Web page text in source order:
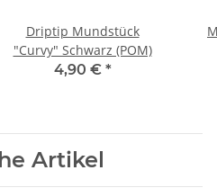
Driptip Mundstück
"Curvy" Schwarz (POM)
4,90 € *
Artikel